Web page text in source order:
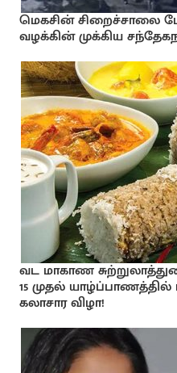
மெகசின் சிறைச்சாலை
வழக்கின் முக்கிய
வட மாகாண
15 முதல்
கலாசார விழா!